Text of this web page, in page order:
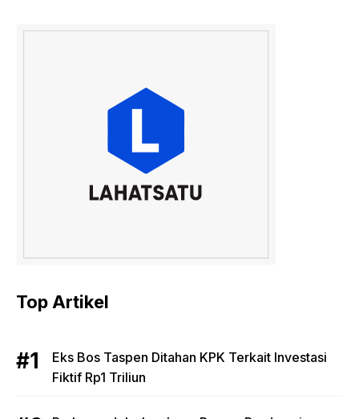
Top Artikel
Eks Bos Taspen Ditahan KPK Terkait Investasi
Fiktif Rp1 Triliun